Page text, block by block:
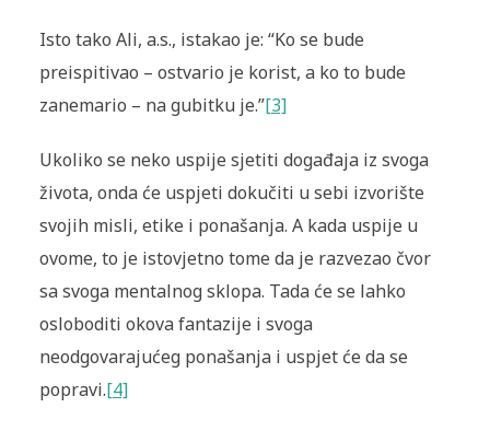
Isto tako Ali, a.s., istakao je: “Ko se bude
preispitivao – ostvario je korist, a ko to bude
zanemario – na gubitku je.”[3]
Ukoliko se neko uspije sjetiti događaja iz svoga
života, onda će uspjeti dokučiti u sebi izvorište
svojih misli, etike i ponašanja. A kada uspije u
ovome, to je istovjetno tome da je razvezao čvor
sa svoga mentalnog sklopa. Tada će se lahko
osloboditi okova fantazije i svoga
neodgovarajućeg ponašanja i uspjet će da se
popravi.[4]